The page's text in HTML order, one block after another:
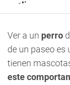
Ver a un perro
de un paseo es
tienen
este